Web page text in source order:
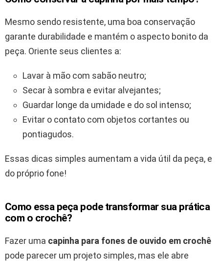
Mesmo sendo resistente, uma boa conservação
garante durabilidade e mantém o aspecto bonito da
peça. Oriente seus clientes a:
Lavar à mão com sabão neutro;
Secar à sombra e evitar alvejantes;
Guardar longe da umidade e do sol intenso;
Evitar o contato com objetos cortantes ou
pontiagudos.
Essas dicas simples aumentam a vida útil da peça, e
do próprio fone!
Como essa peça pode transformar sua prática
com o crochê?
Fazer uma capinha para fones de ouvido em crochê
pode parecer um projeto simples, mas ele abre